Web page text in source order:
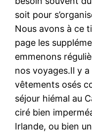
soit pour
Nous avons à ce
page les
emmenons
nos voyages.Il y
vêtements osés
séjour hiémal au
ciré bien
Irlande, ou bien